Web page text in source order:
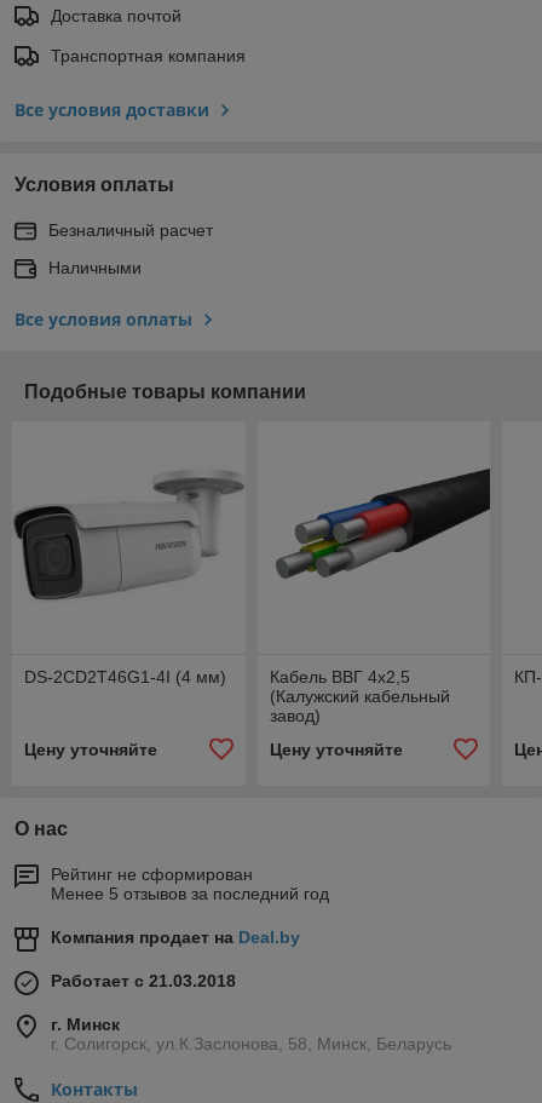
Доставка почтой
Транспортная компания
Все условия доставки
Условия оплаты
Безналичный расчет
Наличными
Все условия оплаты
Подобные товары компании
DS-2CD2T46G1-4I (4 мм)
Цену уточняйте
Кабель ВВГ 4х2,5
(Калужский кабельный
завод)
Цену уточняйте
О нас
Рейтинг не сформирован
Менее 5 отзывов за последний год
Компания продает на Deal.by
Работает с 21.03.2018
г. Минск
г. Солигорск, ул.К.Заслонова, 58, Минск, Беларусь
Контакты